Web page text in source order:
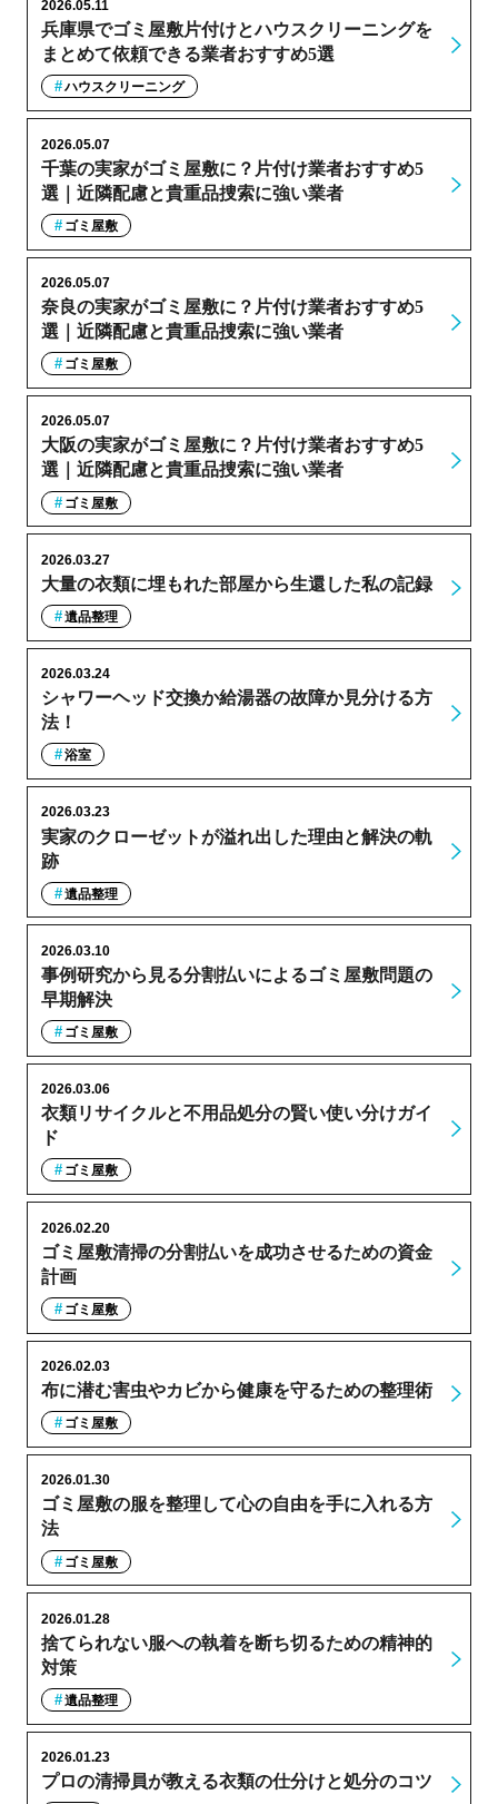
兵庫県でゴミ屋敷片付けとハウスクリーニングを
まとめて依頼できる業者おすすめ5選
2026.05.11
ハウスクリーニング
千葉の実家がゴミ屋敷に？片付け業者おすすめ5
選｜近隣配慮と貴重品捜索に強い業者
2026.05.07
ゴミ屋敷
奈良の実家がゴミ屋敷に？片付け業者おすすめ5
選｜近隣配慮と貴重品捜索に強い業者
2026.05.07
ゴミ屋敷
大阪の実家がゴミ屋敷に？片付け業者おすすめ5
選｜近隣配慮と貴重品捜索に強い業者
2026.05.07
ゴミ屋敷
大量の衣類に埋もれた部屋から生還した私の記録
2026.03.27
遺品整理
シャワーヘッド交換か給湯器の故障か見分ける方
法！
2026.03.24
浴室
実家のクローゼットが溢れ出した理由と解決の軌
跡
2026.03.23
遺品整理
事例研究から見る分割払いによるゴミ屋敷問題の
早期解決
2026.03.10
ゴミ屋敷
衣類リサイクルと不用品処分の賢い使い分けガイ
ド
2026.03.06
ゴミ屋敷
ゴミ屋敷清掃の分割払いを成功させるための資金
計画
2026.02.20
ゴミ屋敷
布に潜む害虫やカビから健康を守るための整理術
2026.02.03
ゴミ屋敷
ゴミ屋敷の服を整理して心の自由を手に入れる方
法
2026.01.30
ゴミ屋敷
捨てられない服への執着を断ち切るための精神的
対策
2026.01.28
遺品整理
プロの清掃員が教える衣類の仕分けと処分のコツ
2026.01.23